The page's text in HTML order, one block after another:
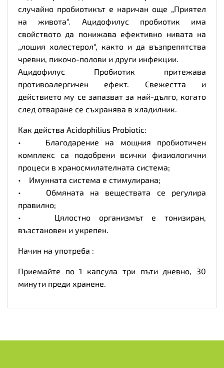
случайно пробиотикът е наричан още „Приятел
на живота“. Ацидофилус пробиотик има
свойството да понижава ефективно нивата на
„лошия холестерол“, както и да възпрепятства
чревни, пикочо-полови и други инфекции.
Ацидофилус Пробиотик притежава
противоалергичен ефект. Свежестта и
действието му се запазват за най-дълго, когато
след отваране се съхранява в хладилник.
Как действа Acidophilius Probiotic:
• Благодарение на мощния пробиотичен
комплекс са подобрени всички физиологични
процеси в храносмилателната система;
• Имунната система е стимулирана;
• Обмяната на веществата се регулира
правилно;
• Цялостно организмът е тонизиран,
възстановен и укрепен.
Начин на употреба :
Приемайте по 1 капсула три пъти дневно, 30
минути преди хранене.